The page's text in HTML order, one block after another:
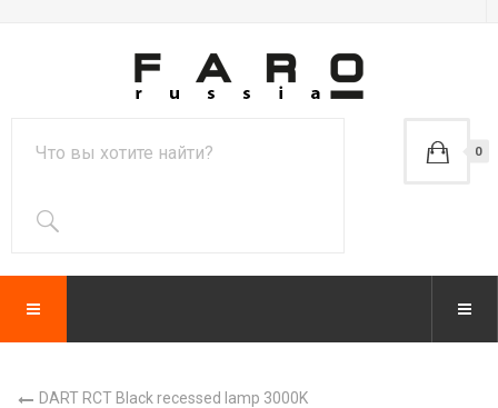
0
DART RCT Black recessed lamp 3000K